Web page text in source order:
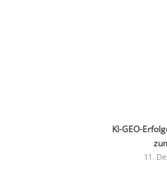
KI-GEO-
11.